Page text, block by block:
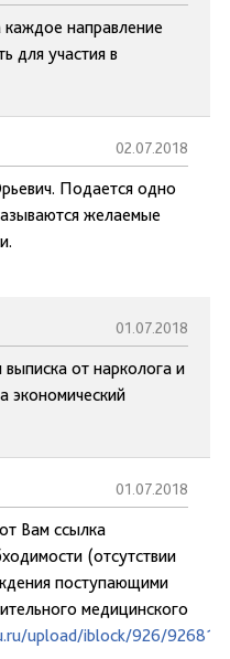
направление
для участия в
02.07.2018
Подается одно
желаемые
01.07.2018
от нарколога и
экономический
01.07.2018
Вам ссылка
(отсутствии
поступающими
медицинского
upload/iblock/926/